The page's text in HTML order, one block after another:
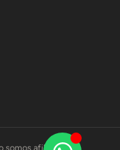
somos afiliados aos